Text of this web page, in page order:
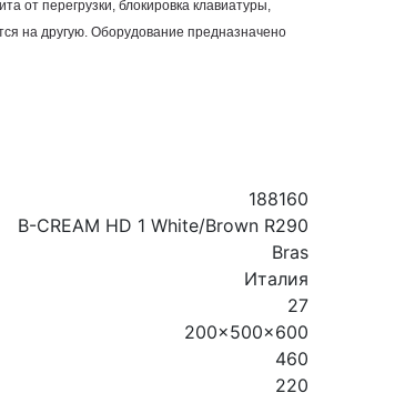
от перегрузки, блокировка клавиатуры,
на другую. Оборудование предназначено
188160
B-CREAM HD 1 White/Brown R290
Bras
Италия
27
200x500x600
460
220